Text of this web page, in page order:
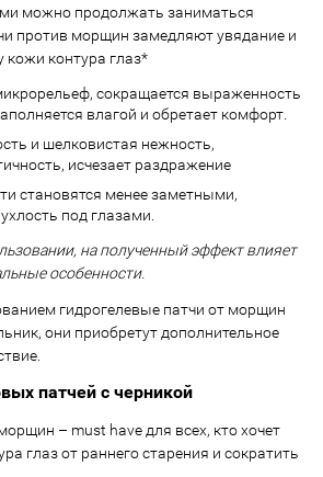
можно продолжать заниматься
против морщин замедляют увядание и
кожи контура глаз*
сокращается выраженность
влагой и обретает комфорт.
и шелковистая нежность,
исчезает раздражение
становятся менее заметными,
под глазами.
на полученный эффект влияет
особенности.
гидрогелевые патчи от морщин
они приобретут дополнительное
патчей с черникой
– must have для всех, кто хочет
глаз от раннего старения и сократить